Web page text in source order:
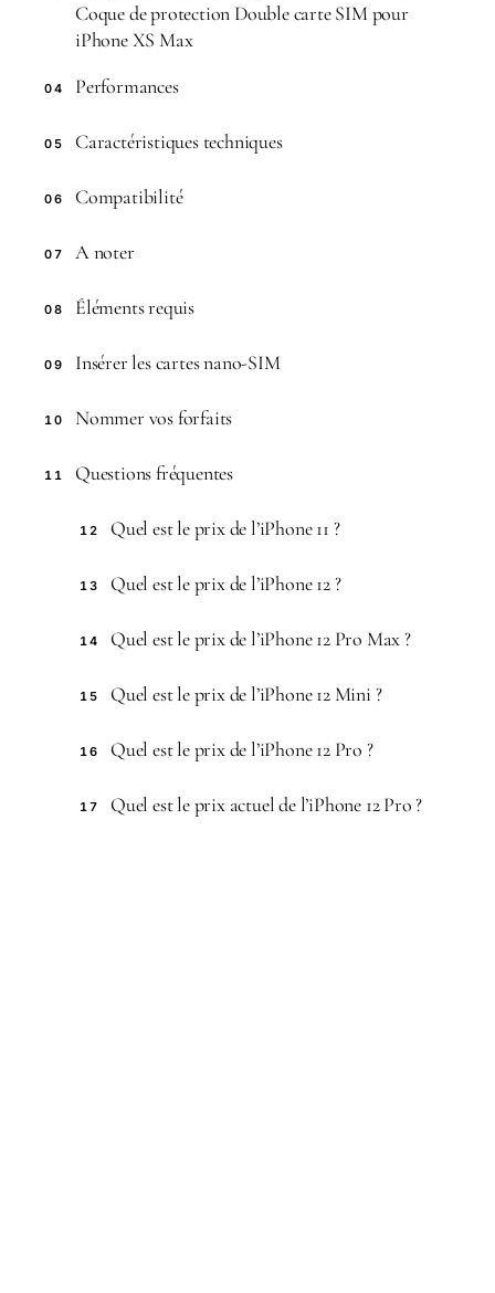
Coque de protection Double carte SIM pour
iPhone XS Max
04 Performances
05 Caractéristiques techniques
06 Compatibilité
07 A noter
08 Éléments requis
09 Insérer les cartes nano-SIM
10 Nommer vos forfaits
11 Questions fréquentes
12 Quel est le prix de l’iPhone 11 ?
13 Quel est le prix de l’iPhone 12 ?
14 Quel est le prix de l’iPhone 12 Pro Max ?
15 Quel est le prix de l’iPhone 12 Mini ?
16 Quel est le prix de l’iPhone 12 Pro ?
17 Quel est le prix actuel de l’iPhone 12 Pro ?